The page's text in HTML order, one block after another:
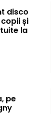
disco
și
la
pe